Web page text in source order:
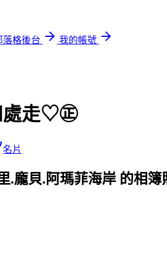
落格後台
我的帳號
走♡㊣
名片
.龐貝.阿瑪菲海岸 的相簿